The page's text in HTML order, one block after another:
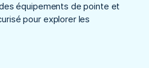
équipements de pointe et
pour explorer les